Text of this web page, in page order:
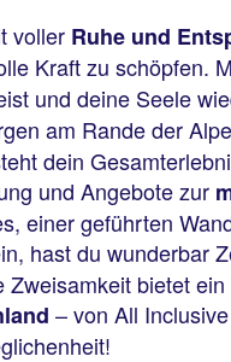
voller Ruhe und
Kraft zu schöpfen.
und deine Seele
am Rande der
dein
und Angebote zur
einer geführten
hast du wunderbar
bietet
– von All